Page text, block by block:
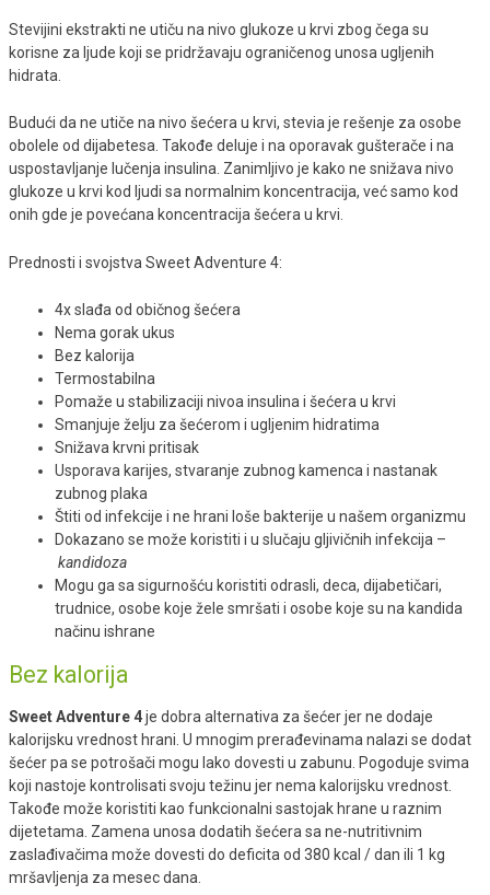
Stevijini ekstrakti ne utiču na nivo glukoze u krvi zbog čega su
korisne za ljude koji se pridržavaju ograničenog unosa ugljenih
hidrata.
Budući da ne utiče na nivo šećera u krvi, stevia je rešenje za osobe
obolele od dijabetesa. Takođe deluje i na oporavak gušterače i na
uspostavljanje lučenja insulina. Zanimljivo je kako ne snižava nivo
glukoze u krvi kod ljudi sa normalnim koncentracija, već samo kod
onih gde je povećana koncentracija šećera u krvi.
Prednosti i svojstva Sweet Adventure 4:
4x slađa od običnog šećera
Nema gorak ukus
Bez kalorija
Termostabilna
Pomaže u stabilizaciji nivoa insulina i šećera u krvi
Smanjuje želju za šećerom i ugljenim hidratima
Snižava krvni pritisak
Usporava karijes, stvaranje zubnog kamenca i nastanak
zubnog plaka
Štiti od infekcije i ne hrani loše bakterije u našem organizmu
Dokazano se može koristiti i u slučaju gljivičnih infekcija –
kandidoza
Mogu ga sa sigurnošću koristiti odrasli, deca, dijabetičari,
trudnice, osobe koje žele smršati i osobe koje su na kandida
načinu ishrane
Bez kalorija
Sweet Adventure 4je dobra alternativa za šećer jer ne dodaje
kalorijsku vrednost hrani. U mnogim prerađevinama nalazi se dodat
šećer pa se potrošači mogu lako dovesti u zabunu. Pogoduje svima
koji nastoje kontrolisati svoju težinu jer nema kalorijsku vrednost.
Takođe može koristiti kao funkcionalni sastojak hrane u raznim
dijetetama. Zamena unosa dodatih šećera sa ne-nutritivnim
zaslađivačima može dovesti do deficita od 380 kcal / dan ili 1 kg
mršavljenja za mesec dana.